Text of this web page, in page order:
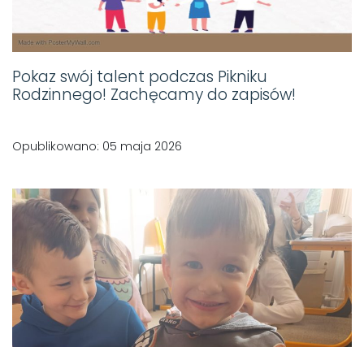
Pokaz swój talent podczas Pikniku
Rodzinnego! Zachęcamy do zapisów!
Opublikowano: 05 maja 2026